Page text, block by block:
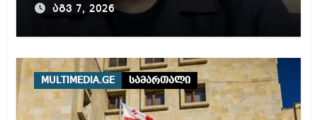
დაწყებულ გამოძიებას
აგვ 7, 2026
MULTIMEDIA.GE სამართალი